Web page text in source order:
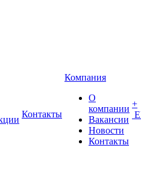
Контакты
Компания
О
компании
Вакансии
Новости
Контакты
+